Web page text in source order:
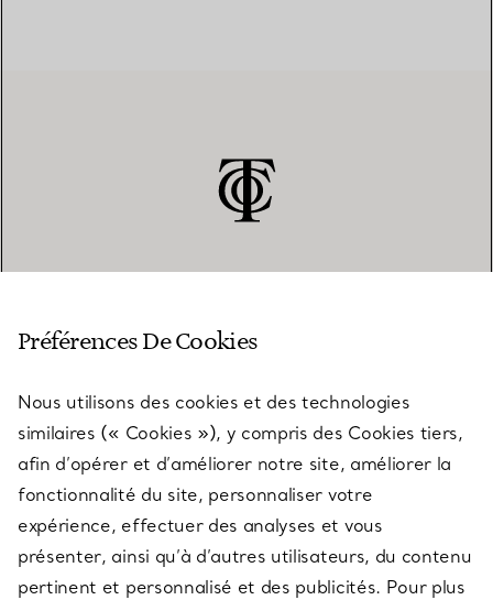
SERVICES
À PROPOS
QUESTIONS LÉGALES
Préférences De Cookies
Nous utilisons des cookies et des technologies
similaires (« Cookies »), y compris des Cookies tiers,
afin d’opérer et d’améliorer notre site, améliorer la
fonctionnalité du site, personnaliser votre
expérience, effectuer des analyses et vous
présenter, ainsi qu’à d’autres utilisateurs, du contenu
pertinent et personnalisé et des publicités. Pour plus